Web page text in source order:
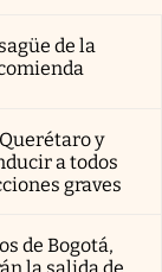
de la
y
a todos
graves
de Bogotá,